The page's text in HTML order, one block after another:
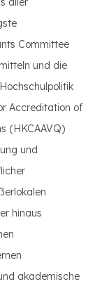
Committee
und die
Accreditation of
(HKCAAVQ)
und
hinaus
akademische